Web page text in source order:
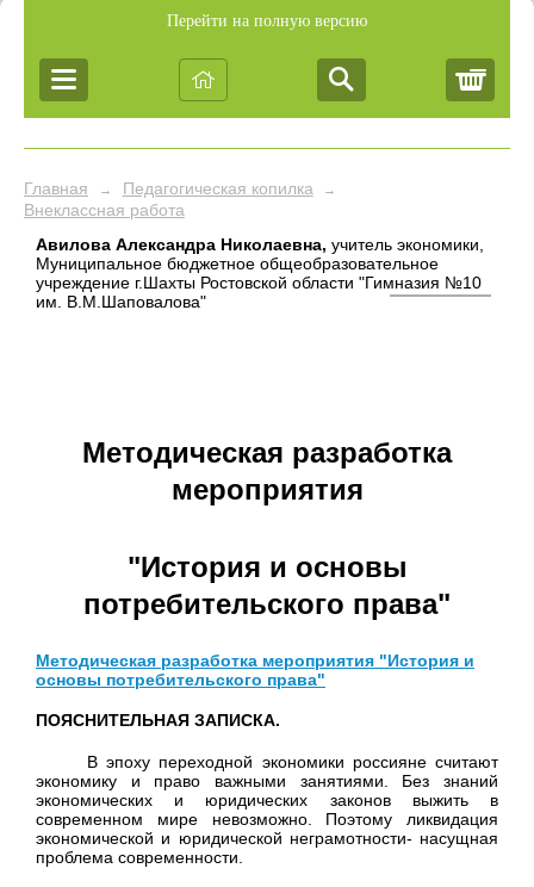
Перейти на полную версию
Главная → Педагогическая копилка →
Внеклассная работа
Авилова Александра Николаевна, учитель экономики,
Муниципальное бюджетное общеобразовательное
учреждение г.Шахты Ростовской области "Гимназия №10
им. В.М.Шаповалова"
Методическая разработка
мероприятия
"История и основы
потребительского права"
Методическая разработка мероприятия "История и
основы потребительского права"
ПОЯСНИТЕЛЬНАЯ ЗАПИСКА.
В эпоху переходной экономики россияне считают
экономику и право важными занятиями. Без знаний
экономических и юридических законов выжить в
современном мире невозможно. Поэтому ликвидация
экономической и юридической неграмотности- насущная
проблема современности.